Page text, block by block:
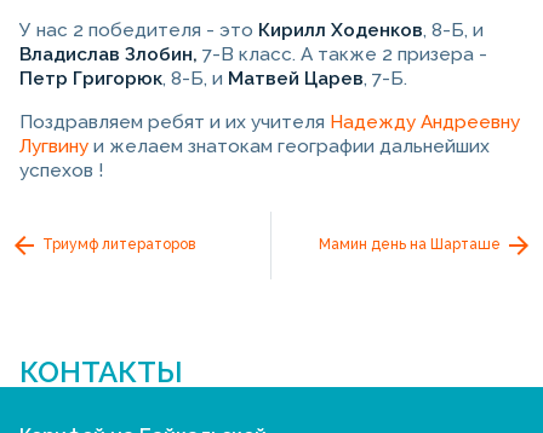
У нас 2 победителя - это Кирилл Ходенков, 8-Б, и
Владислав Злобин, 7-В класс. А также 2 призера -
Петр Григорюк, 8-Б, и Матвей Царев, 7-Б.
Поздравляем ребят и их учителя Надежду Андреевну
Лугвину и желаем знатокам географии дальнейших
успехов !
Триумф литераторов Мамин день на Шарташе
КОНТАКТЫ